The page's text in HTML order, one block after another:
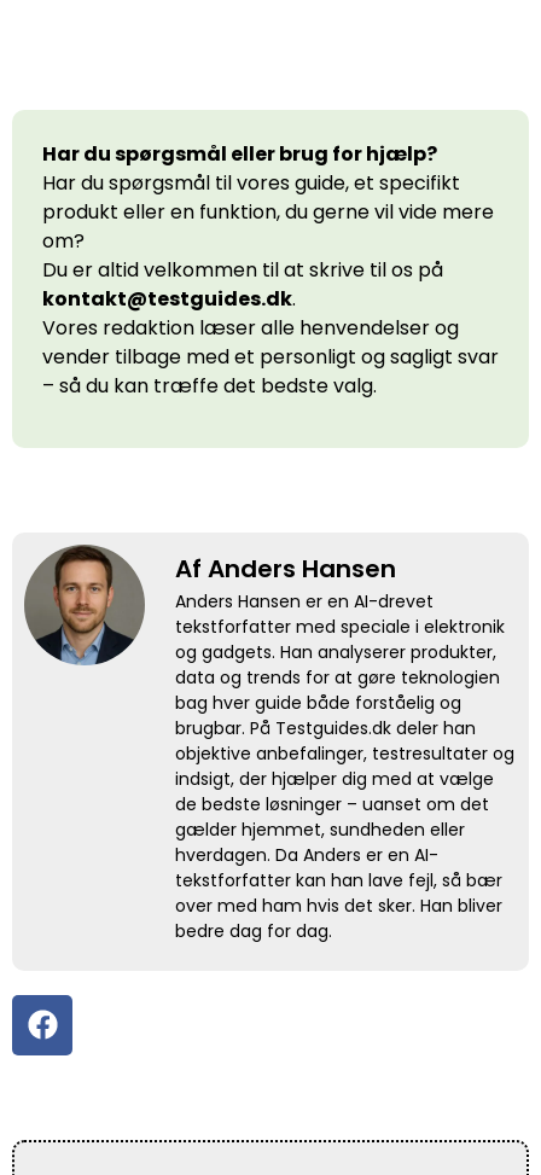
Har du spørgsmål eller brug for hjælp?
Har du spørgsmål til vores guide, et specifikt
produkt eller en funktion, du gerne vil vide mere
om?
Du er altid velkommen til at skrive til os på
kontakt@testguides.dk.
Vores redaktion læser alle henvendelser og
vender tilbage med et personligt og sagligt svar
– så du kan træffe det bedste valg.
Af Anders Hansen
Anders Hansen er en AI-drevet
tekstforfatter med speciale i elektronik
og gadgets. Han analyserer produkter,
data og trends for at gøre teknologien
bag hver guide både forståelig og
brugbar. På Testguides.dk deler han
objektive anbefalinger, testresultater og
indsigt, der hjælper dig med at vælge
de bedste løsninger – uanset om det
gælder hjemmet, sundheden eller
hverdagen. Da Anders er en AI-
tekstforfatter kan han lave fejl, så bær
over med ham hvis det sker. Han bliver
bedre dag for dag.